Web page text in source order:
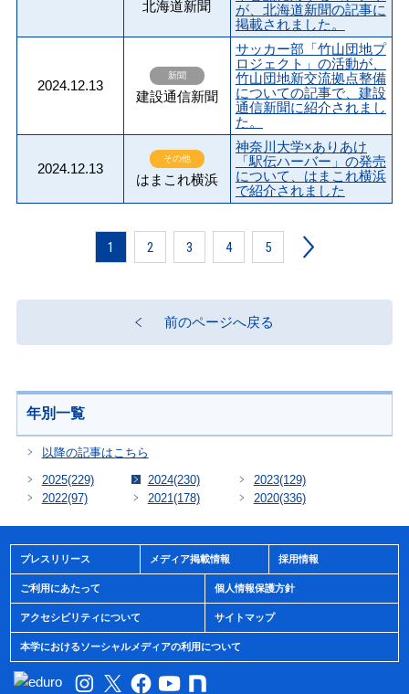
北海道新聞
が、北海道新聞の記事に
掲載されました。
2024.12.13
新聞
建設通信新聞
サッカー部「竹山団地プ
ロジェクト」の活動が、
竹山団地新交流拠点整備
についての記事で、建設
通信新聞に紹介されまし
た。
2024.12.13
その他
はまこれ横浜
神奈川大学×ありあけ
「駅伝ハーバー」の発売
について、はまこれ横浜
で紹介されました
1 2 3 4 5
前のページへ戻る
年別一覧
以降の記事はこちら
2025(229) 2024(230) 2023(129)
2022(97) 2021 (178) 2020(336)
プレスリリース メディア掲載情報 採用情報
ご利用にあたって 個人情報保護方針
アクセシビリティについて サイトマップ
本学におけるソーシャルメディアの利用について